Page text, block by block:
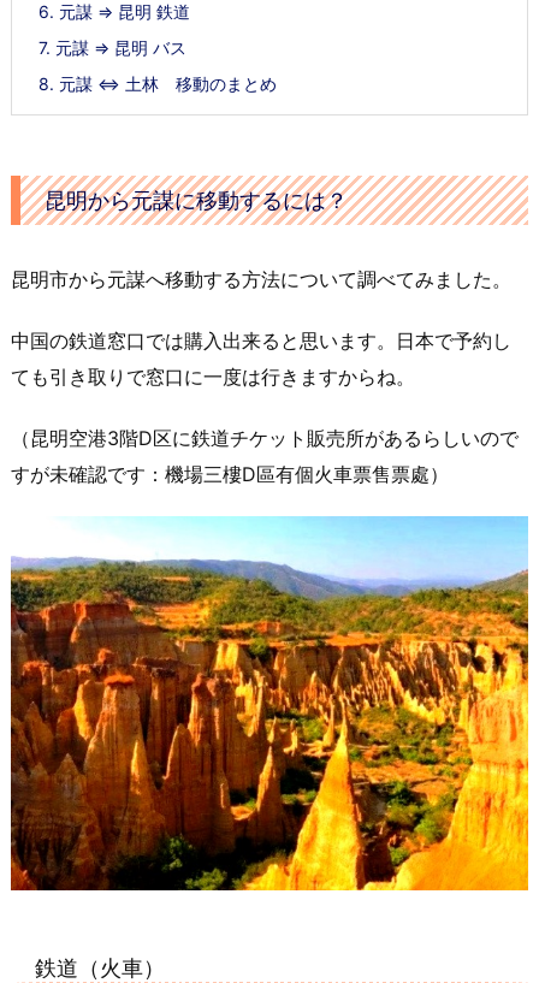
6. 元謀 ⇒ 昆明 鉄道
7. 元謀 ⇒ 昆明 バス
8. 元謀 ⇔ 土林 移動のまとめ
昆明から元謀に移動するには？
昆明市から元謀へ移動する方法について調べてみました。
中国の鉄道窓口では購入出来ると思います。日本で予約し
ても引き取りで窓口に一度は行きますからね。
（昆明空港3階D区に鉄道チケット販売所があるらしいので
すが未確認です：機場三樓D區有個火車票售票處）
鉄道（火車）